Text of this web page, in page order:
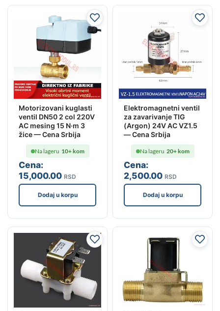
Motorizovani kuglasti
ventil DN50 2 col 220V
AC mesing 15 N·m 3
žice — Cena Srbija
Cena:
15,000.00 RSD
Na lageru 10+ kom
Dodaj u korpu
Elektromagnetni ventil
za zavarivanje TIG
(Argon) 24V AC VZ1.5
— Cena Srbija
Cena:
2,500.00 RSD
Na lageru 20+ kom
Dodaj u korpu